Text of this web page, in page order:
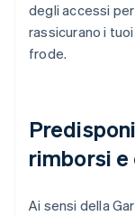
degli accessi
rassicurano i
frode.
rimborsi
Ai sensi della